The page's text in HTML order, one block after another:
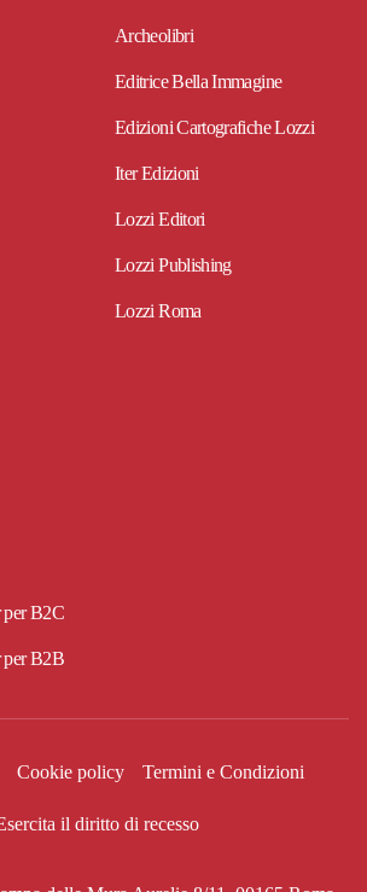
Archeolibri
Editrice Bella Immagine
Edizioni Cartografiche Lozzi
Iter Edizioni
Lozzi Editori
Lozzi Publishing
Lozzi Roma
per B2C
per B2B
Cookie policy Termini e Condizioni
il diritto di recesso